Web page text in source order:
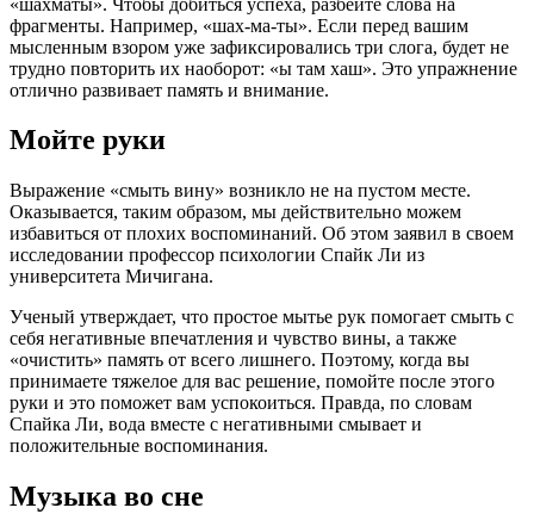
фрагменты. Например, «шах-ма-ты». Если перед вашим
мысленным взором уже зафиксировались три слога, будет не
трудно повторить их наоборот: «ы там хаш». Это упражнение
отлично развивает память и внимание.
Мойте руки
Выражение «смыть вину» возникло не на пустом месте.
Оказывается, таким образом, мы действительно можем
избавиться от плохих воспоминаний. Об этом заявил в своем
исследовании профессор психологии Спайк Ли из
университета Мичигана.
Ученый утверждает, что простое мытье рук помогает смыть с
себя негативные впечатления и чувство вины, а также
«очистить» память от всего лишнего. Поэтому, когда вы
принимаете тяжелое для вас решение, помойте после этого
руки и это поможет вам успокоиться. Правда, по словам
Спайка Ли, вода вместе с негативными смывает и
положительные воспоминания.
Музыка во сне